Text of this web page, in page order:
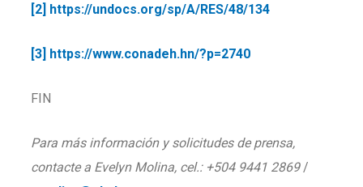
[2] https://undocs.org/sp/A/RES/48/134
[3] https://www.conadeh.hn/?p=2740
FIN
Para más información y solicitudes de prensa,
contacte a Evelyn Molina, cel.: +504 9441 2869/